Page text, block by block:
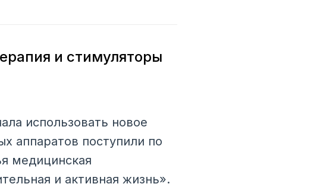
и стимуляторы
использовать новое
аппаратов поступили по
медицинская
и активная жизнь».